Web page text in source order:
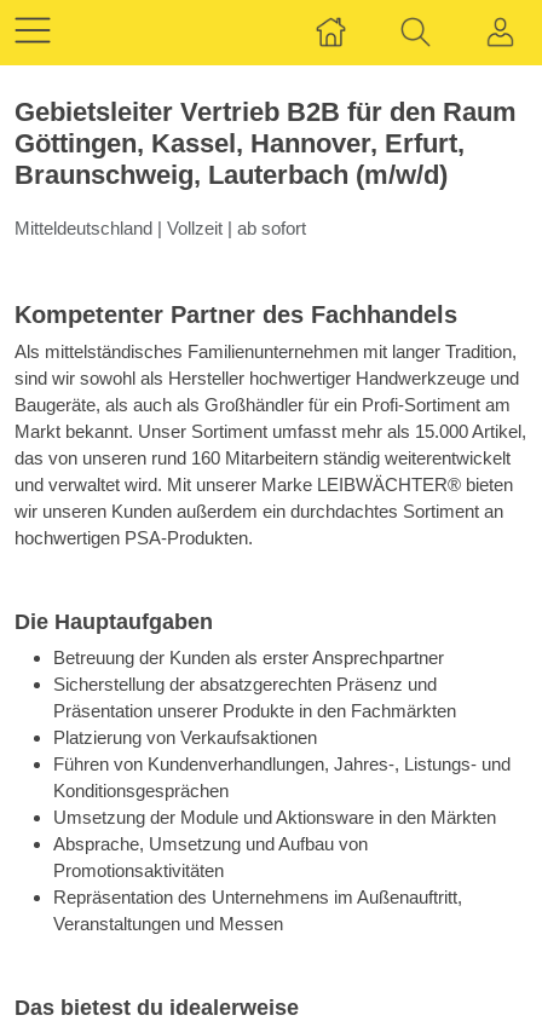
Gebietsleiter Vertrieb B2B für den Raum
Göttingen, Kassel, Hannover, Erfurt,
Braunschweig, Lauterbach (m/w/d)
Mitteldeutschland | Vollzeit | ab sofort
Kompetenter Partner des Fachhandels
Als mittelständisches Familienunternehmen mit langer Tradition,
sind wir sowohl als Hersteller hochwertiger Handwerkzeuge und
Baugeräte, als auch als Großhändler für ein Profi-Sortiment am
Markt bekannt. Unser Sortiment umfasst mehr als 15.000 Artikel,
das von unseren rund 160 Mitarbeitern ständig weiterentwickelt
und verwaltet wird. Mit unserer Marke LEIBWÄCHTER® bieten
wir unseren Kunden außerdem ein durchdachtes Sortiment an
hochwertigen PSA-Produkten.
Die Hauptaufgaben
Betreuung der Kunden als erster Ansprechpartner
Sicherstellung der absatzgerechten Präsenz und
Präsentation unserer Produkte in den Fachmärkten
Platzierung von Verkaufsaktionen
Führen von Kundenverhandlungen, Jahres-, Listungs- und
Konditionsgesprächen
Umsetzung der Module und Aktionsware in den Märkten
Absprache, Umsetzung und Aufbau von
Promotionsaktivitäten
Repräsentation des Unternehmens im Außenauftritt,
Veranstaltungen und Messen
Das bietest du idealerweise